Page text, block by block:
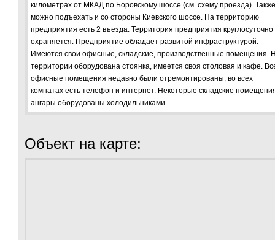
километрах от МКАД по Боровскому шоссе (см. схему проезда). Также
можно подъехать и со стороны Киевского шоссе. На территорию
предприятия есть 2 въезда. Территория предприятия круглосуточно
охраняется. Предприятие обладает развитой инфраструктурой.
Имеются свои офисные, складские, производственные помещения.
территории оборудована стоянка, имеется своя столовая и кафе.
офисные помещения недавно были отремонтированы, во всех
комнатах есть телефон и интернет. Некоторые складские
ангары оборудованы холодильниками.
Объект на карте: